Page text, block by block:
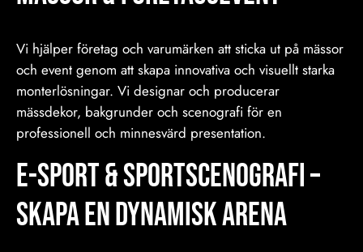
Vi hjälper företag och varumärken att sticka ut på mässor
och event genom att skapa innovativa och visuellt starka
monterlösningar. Vi designar och producerar
mässdekor, bakgrunder och scenografi för en
professionell och minnesvärd presentation.
E-sport & Sportscenografi –
Skapa en Dynamisk Arena